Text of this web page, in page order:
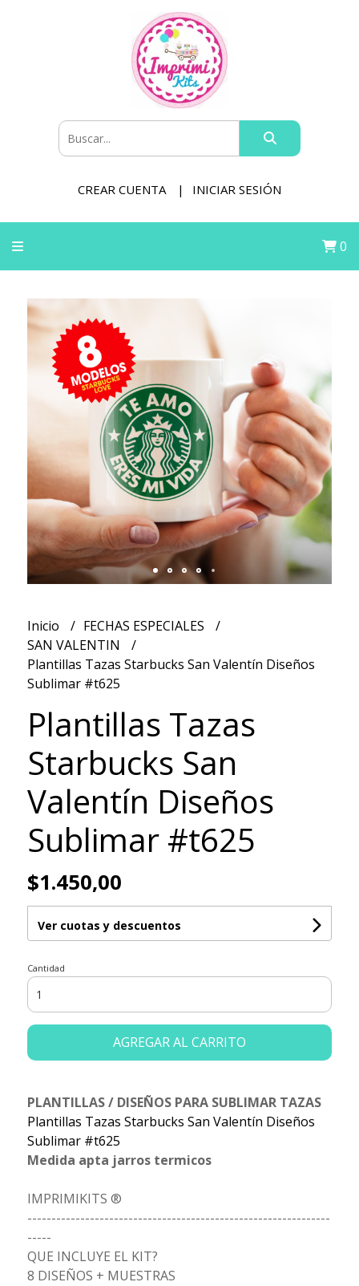
CREAR CUENTA INICIAR SESIÓN
0
Inicio
FECHAS ESPECIALES
SAN VALENTIN
Plantillas Tazas Starbucks San Valentín Diseños
Sublimar #t625
Plantillas Tazas
Starbucks San
Valentín Diseños
Sublimar #t625
$1.450,00
Ver cuotas y descuentos
Cantidad
AGREGAR AL CARRITO
PLANTILLAS / DISEÑOS PARA SUBLIMAR TAZAS
Plantillas Tazas Starbucks San Valentín Diseños
Sublimar #t625
Medida apta jarros termicos
IMPRIMIKITS ®
---------------------------------------------------------------
-----
QUE INCLUYE EL KIT?
8 DISEÑOS + MUESTRAS